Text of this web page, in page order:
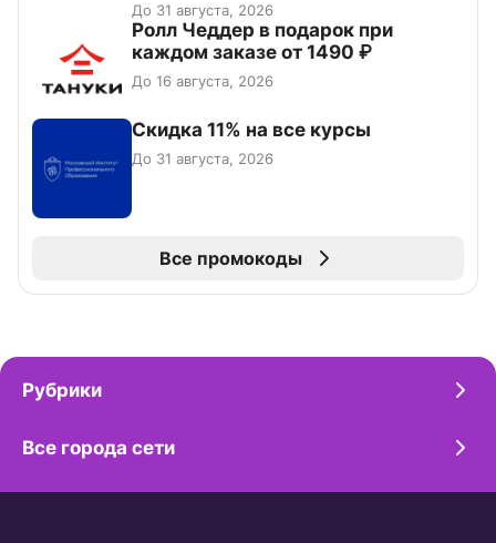
До 31 августа, 2026
Ролл Чеддер в подарок при
каждом заказе от 1490 ₽
До 16 августа, 2026
Скидка 11% на все курсы
До 31 августа, 2026
Все промокоды
Рубрики
Все города сети